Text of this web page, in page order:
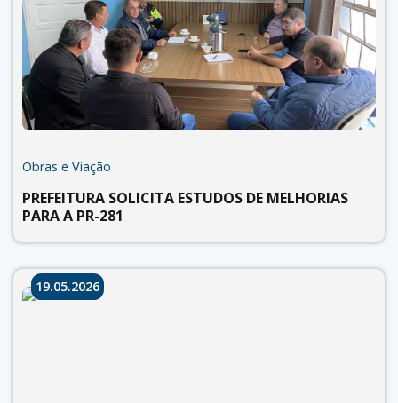
Obras e Viação
PREFEITURA SOLICITA ESTUDOS DE MELHORIAS
PARA A PR-281
19.05.2026